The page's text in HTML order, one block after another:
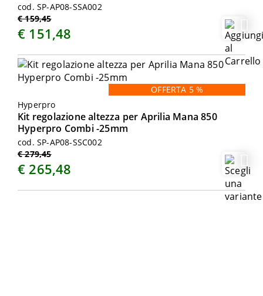
cod. SP-AP08-SSA002
€ 159,45
€ 151,48
OFFERTA 5 %
Hyperpro
Kit regolazione altezza per Aprilia Mana 850
Hyperpro Combi -25mm
cod. SP-AP08-SSC002
€ 279,45
€ 265,48